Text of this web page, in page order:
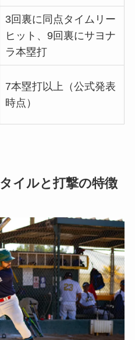
3回裏に同点タイムリー
ヒット、9回裏にサヨナ
ラ本塁打
7本塁打以上（公式発表
時点）
イルと打撃の特徴